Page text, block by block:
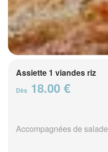
Assiette 1 viandes riz
Dès 18.00 €
Accompagnées de salade